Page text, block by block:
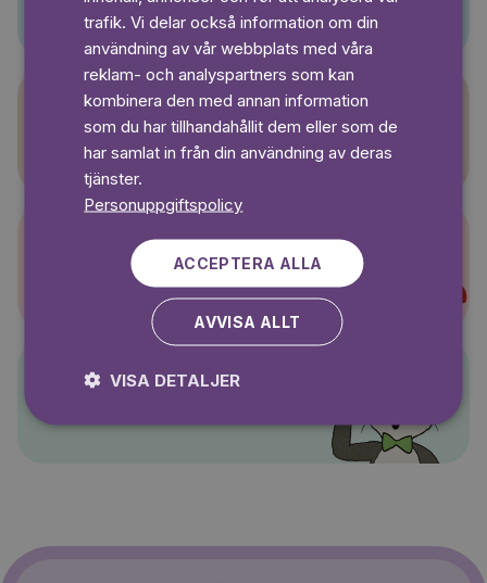
Sagasagor
Super-Charlie
trafik. Vi delar också information om din
användning av vår webbplats med våra
reklam- och analyspartners som kan
kombinera den med annan information
som du har tillhandahållit dem eller som de
har samlat in från din användning av deras
tjänster.
Personuppgiftspolicy
ACCEPTERA ALLA
AVVISA ALLT
VISA DETALJER